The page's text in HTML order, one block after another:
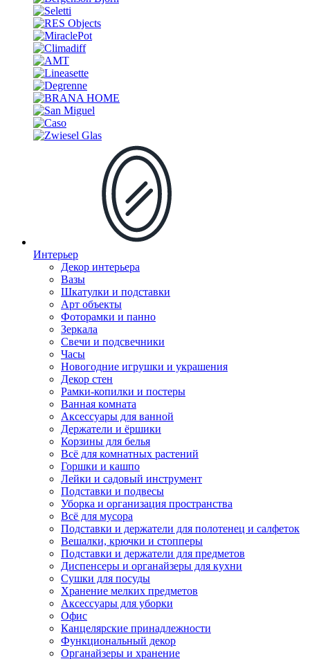
Интерьер
Декор интерьера
Вазы
Шкатулки и подставки
Арт объекты
Фоторамки и панно
Зеркала
Свечи и подсвечники
Часы
Новогодние игрушки и украшения
Декор стен
Рамки-копилки и постеры
Ванная комната
Аксессуары для ванной
Держатели и ёршики
Корзины для белья
Всё для комнатных растений
Горшки и кашпо
Лейки и садовый инструмент
Подставки и подвесы
Уборка и организация пространства
Всё для мусора
Подставки и держатели для полотенец и салфеток
Вешалки, крючки и стопперы
Подставки и держатели для предметов
Диспенсеры и органайзеры для кухни
Сушки для посуды
Хранение мелких предметов
Аксессуары для уборки
Офис
Канцелярские принадлежности
Функциональный декор
Органайзеры и хранение